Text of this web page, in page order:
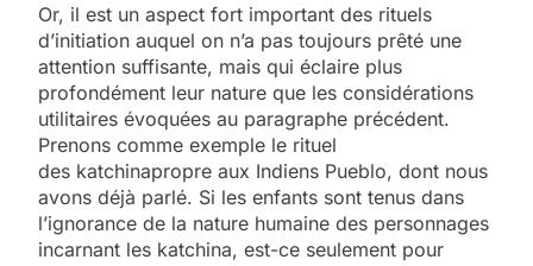
Or, il est un aspect fort important des rituels
d’initiation auquel on n’a pas toujours prêté une
attention suffisante, mais qui éclaire plus
profondément leur nature que les considérations
utilitaires évoquées au paragraphe précédent.
Prenons comme exemple le rituel
des katchinapropre aux Indiens Pueblo, dont nous
avons déjà parlé. Si les enfants sont tenus dans
l’ignorance de la nature humaine des personnages
incarnant les katchina, est-ce seulement pour